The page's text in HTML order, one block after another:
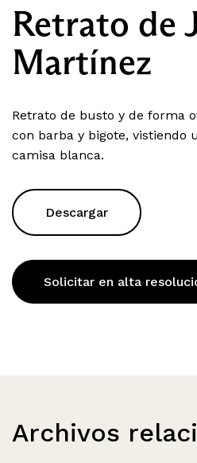
Retrato de
Martínez
Retrato de busto y de forma
con barba y bigote, vistiendo
camisa blanca.
Descargar
Solicitar en alta
Archivos